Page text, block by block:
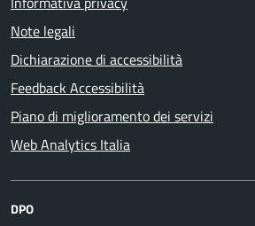
Note legali
Dichiarazione di accessibilità
Feedback Accessibilità
Piano di miglioramento dei servizi
Web Analytics Italia
DPO